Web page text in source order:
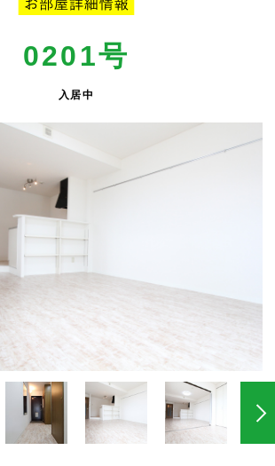
0201号
入居中